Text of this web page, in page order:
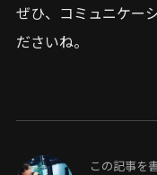
ぜひ、コミュニケー
ださいね。
この記事を